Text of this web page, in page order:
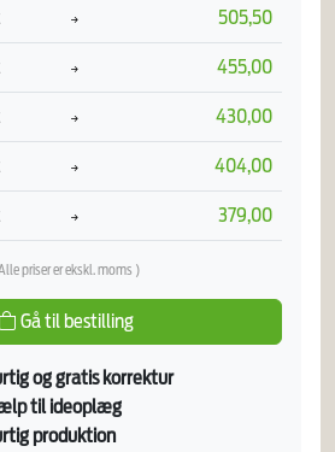
505,50
455,00
430,00
404,00
379,00
priser er ekskl. moms )
Gå til bestilling
og gratis korrektur
til ideoplæg
produktion